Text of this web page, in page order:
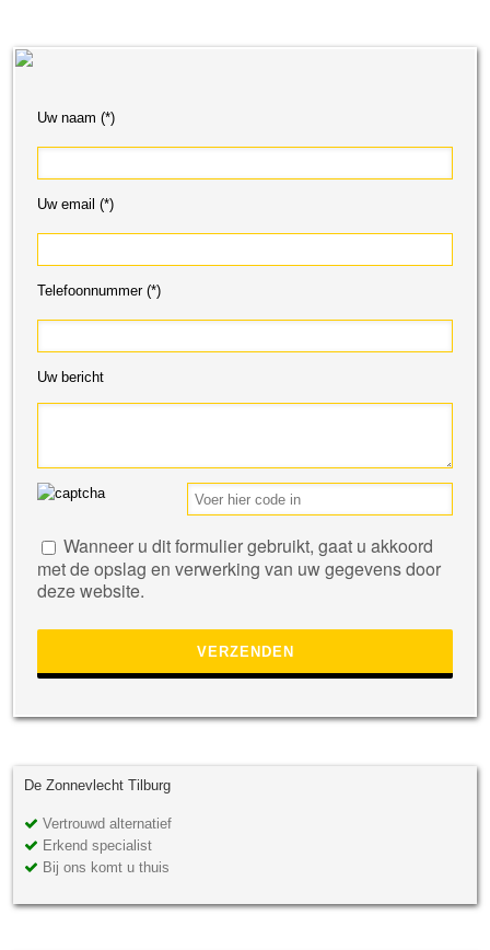
Uw naam (*)
Uw email (*)
Telefoonnummer (*)
Uw bericht
dit
veld
leeg
Wanneer u dit formulier gebruikt, gaat u akkoord
met de opslag en verwerking van uw gegevens door
deze website.
De Zonnevlecht Tilburg
Vertrouwd alternatief
Erkend specialist
Bij ons komt u thuis